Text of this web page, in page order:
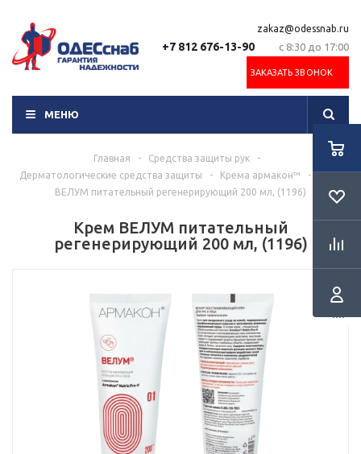
+7 812 676-13-90
zakaz@odessnab.ru
с 8:30 до 17:00
ЗАКАЗАТЬ ЗВОНОК
МЕНЮ
Главная - Средства защиты рук
-
Дерматологические средства защиты
- Крема армакон™ -
Крем
ВЕЛУМ питательный регенерирующий 200 мл, (1196)
Крем ВЕЛУМ питательный
регенерирующий 200 мл, (1196)